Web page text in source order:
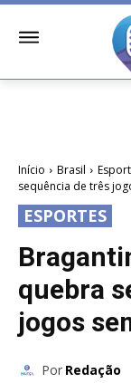
Início Brasil
sequência de três
ESPORTES
quebra
jogos
Por Redação